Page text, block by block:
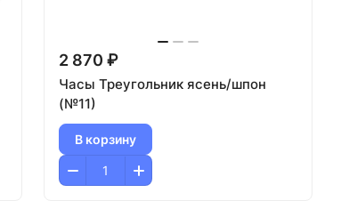
2 870 ₽
Часы Треугольник ясень/шпон
(№11)
В корзину